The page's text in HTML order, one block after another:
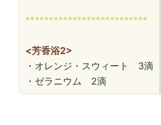
**************************
<芳香浴2>
・オレンジ・スウィート 3滴
・ゼラニウム 2滴